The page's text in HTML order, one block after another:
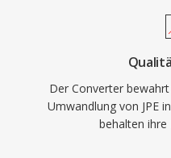
Der Converter
Umwandlung von JPE
behalten ihre